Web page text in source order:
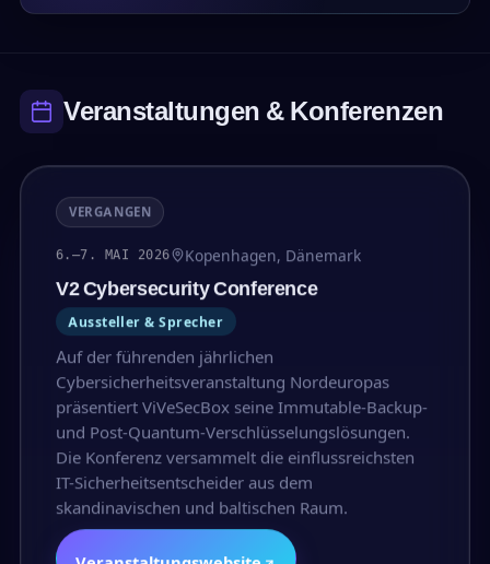
Veranstaltungen & Konferenzen
VERGANGEN
6.–7. MAI 2026 Kopenhagen, Dänemark
V2 Cybersecurity Conference
Aussteller & Sprecher
Auf der führenden jährlichen
Cybersicherheitsveranstaltung Nordeuropas
präsentiert ViVeSecBox seine Immutable-Backup-
und Post-Quantum-Verschlüsselungslösungen.
Die Konferenz versammelt die einflussreichsten
IT-Sicherheitsentscheider aus dem
skandinavischen und baltischen Raum.